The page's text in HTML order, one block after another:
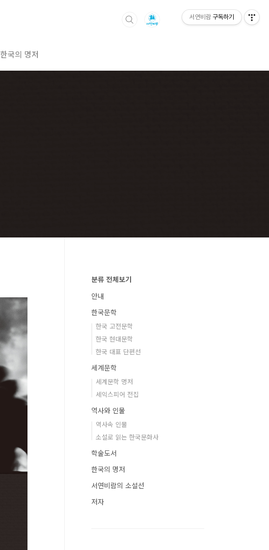
한국의 명저
분류 전체보기
안내
한국문학
한국 고전문학
한국 현대문학
한국 대표 단편선
세계문학
세계문학 명저
세익스피어 전집
역사와 인물
역사속 인물
소설로 읽는 한국문화사
학술도서
한국의 명저
서연비람의 소설선
저자
서연비람 구독하기